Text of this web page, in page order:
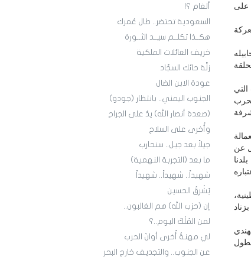
ألغام ؟!
السعودية تحتضر.. طال عُمرك
هكــذا تكلــم سيــد الثــورة
خريف العائلات الملكية
زلَّة حائك السجَّاد
عودة الابن الضال
الجنوب اليمني.. بانتظار (جودو)
(صعدة أنصار الله) يدٌ على الجراح
وأُخرى على السلاح
جيلاً بعد جيل.. سنحارب
ما بعد (التجربة النهمية)
شهيداً.. شهيداً.. شهيداً
يُشْرِقُ الحسين
إن (حزب الله) هم الغالبون..
لمن المُلْكُ اليوم..؟
لي مهنةٌ أُخرى أوانَ الحرب
عن الجنوب.. والتجديف خارج البحر
على
شرفة
عن